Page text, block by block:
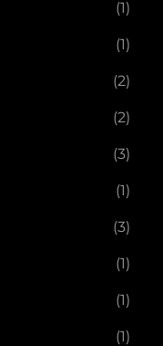
(1)
(1)
(2)
(2)
(3)
(1)
(3)
(1)
(1)
(1)